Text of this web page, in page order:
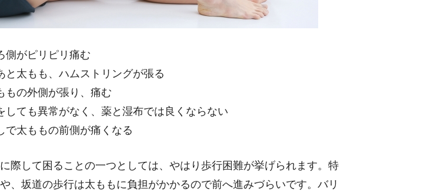
側がピリピリ痛む
と太もも、ハムストリングが張る
もの外側が張り、痛む
しても異常がなく、薬と湿布では良くならない
で太ももの前側が痛くなる
際して困ることの一つとしては、やはり歩行困難が挙げられます。特
、坂道の歩行は太ももに負担がかかるので前へ進みづらいです。バリ